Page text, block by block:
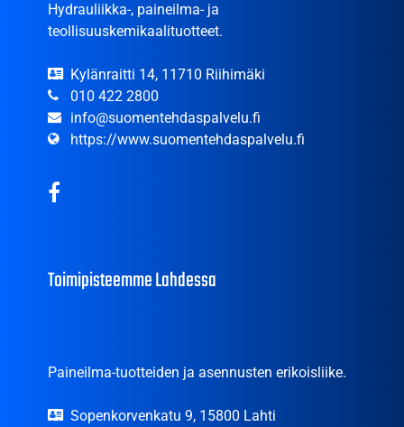
Hydrauliikka-, paineilma- ja
teollisuuskemikaalituotteet.
Kylänraitti 14, 11710 Riihimäki
010 422 2800
info@suomentehdaspalvelu.fi
https://www.suomentehdaspalvelu.fi
Toimipisteemme Lahdessa
Paineilma-tuotteiden ja asennusten erikoisliike.
Sopenkorvenkatu 9, 15800 Lahti